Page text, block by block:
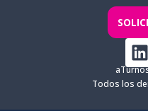
L
i
n
Todos los